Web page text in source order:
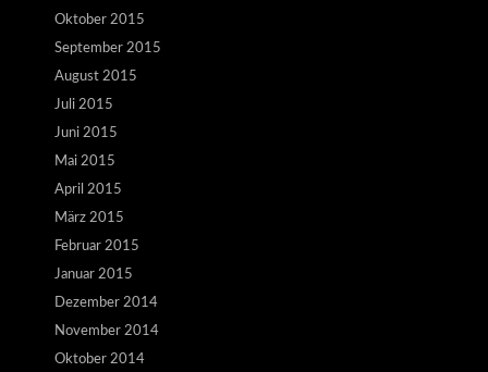
Oktober 2015
September 2015
August 2015
Juli 2015
Juni 2015
Mai 2015
April 2015
März 2015
Februar 2015
Januar 2015
Dezember 2014
November 2014
Oktober 2014